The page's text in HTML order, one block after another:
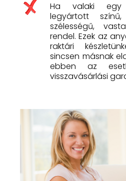
Ha valaki egy
legyártott
szélességű,
rendel. Ezek az
raktári
sincsen másnak
ebben az
visszavásárlási